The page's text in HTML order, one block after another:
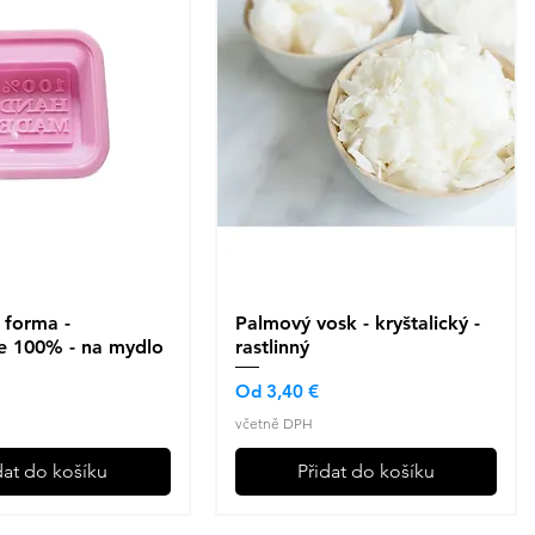
náhled
forma -
100% - na mydlo
do košíku
Rychlý náhled
Palmový vosk - kryštalický -
rastlinný
Od 3,40 €
Zvýhodněná cena
včetně DPH
Přidat do košíku